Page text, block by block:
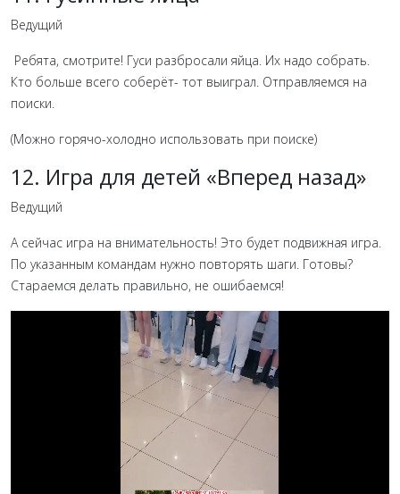
Ведущий
Ребята, смотрите! Гуси разбросали яйца. Их надо собрать.
Кто больше всего соберёт- тот выиграл. Отправляемся на
поиски.
(Можно горячо-холодно использовать при поиске)
12. Игра для детей «Вперед назад»
Ведущий
А сейчас игра на внимательность! Это будет подвижная игра.
По указанным командам нужно повторять шаги. Готовы?
Стараемся делать правильно, не ошибаемся!